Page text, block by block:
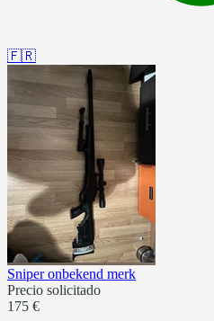
🇫🇷
Sniper onbekend merk
Precio solicitado
175 €